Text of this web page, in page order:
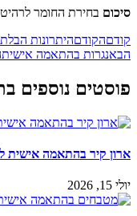
סיכום בחירת החומר
קודםהקודםהיתרונות
הבאנגרות בהתאמה אישית
פוסטים נוספים
ארון קיר בהתאמה אישית
יולי 15, 2026